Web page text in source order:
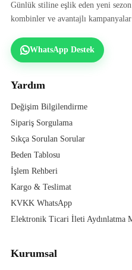
Günlük stiline eşlik eden yeni
kombinler ve avantajlı
WhatsApp Destek
Yardım
Değişim Bilgilendirme
Sipariş Sorgulama
Sıkça Sorulan Sorular
Beden Tablosu
İşlem Rehberi
Kargo & Teslimat
KVKK WhatsApp
Elektronik Ticari İleti Aydınlatma
Kurumsal